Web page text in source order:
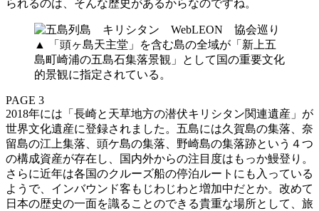
られるのは、そんな歴史があるからなのですね。
▲ 「頭ヶ島天主堂」を含む島の全域が「新上五
島町崎浦の五島石集落景観」として国の重要文化
的景観に指定されている。
PAGE 3
2018年には「長崎と天草地方の潜伏キリシタン関連遺産」が
世界文化遺産に登録されました。五島には久賀島の集落、奈
留島の江上集落、頭ケ島の集落、野崎島の集落跡という４つ
の構成資産が存在し、国内外からの注目度はもっか鰻登り。
さらに近年は各国のクルーズ船の停泊ルートにも入っている
ようで、インバウンド客もじわじわと増加中だとか。改めて
日本の歴史の一面を識ることのできる貴重な場所として、旅